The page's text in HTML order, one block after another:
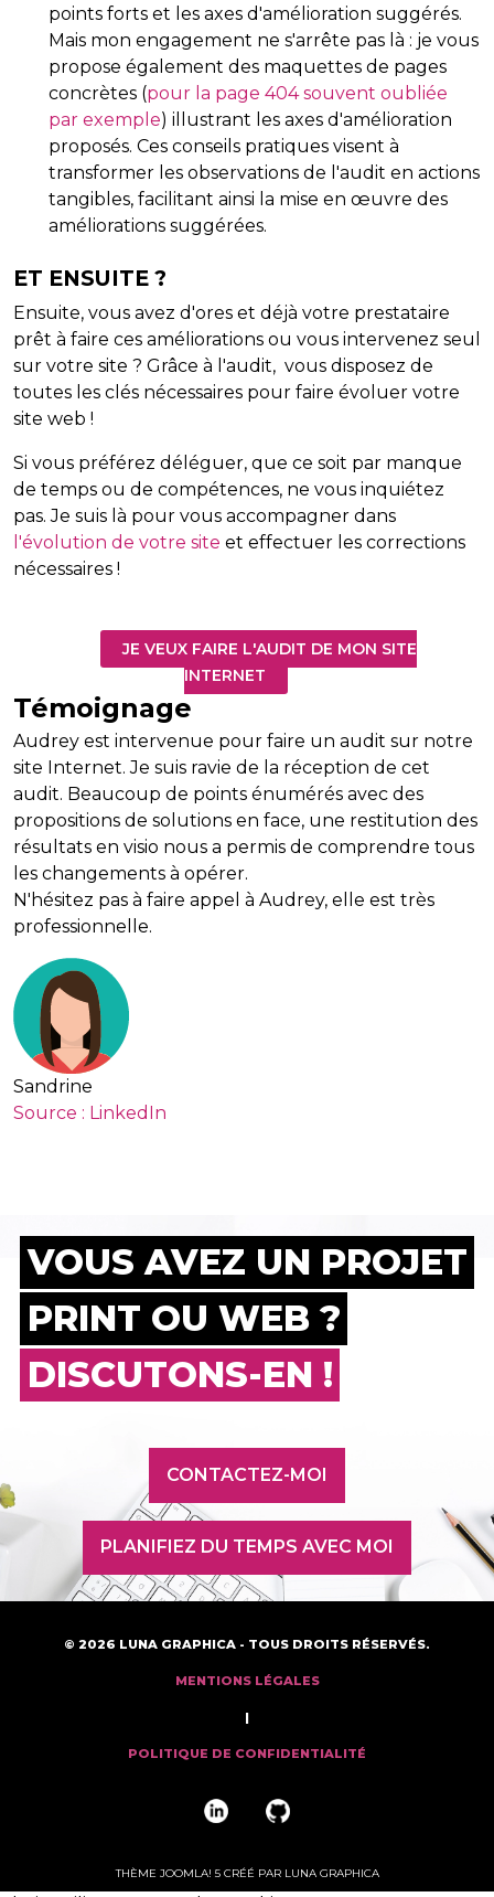
points forts et les axes d'amélioration suggérés.
Mais mon engagement ne s'arrête pas là : je vous
propose également des maquettes de pages
concrètes (pour la page 404 souvent oubliée
par exemple) illustrant les axes d'amélioration
proposés. Ces conseils pratiques visent à
transformer les observations de l'audit en actions
tangibles, facilitant ainsi la mise en œuvre des
améliorations suggérées.
ET ENSUITE ?
Ensuite, vous avez d'ores et déjà votre prestataire
prêt à faire ces améliorations ou vous intervenez seul
sur votre site ? Grâce à l'audit, vous disposez de
toutes les clés nécessaires pour faire évoluer votre
site web !
Si vous préférez déléguer, que ce soit par manque
de temps ou de compétences, ne vous inquiétez
pas. Je suis là pour vous accompagner dans
l'évolution de votre site et effectuer les corrections
nécessaires !
JE VEUX FAIRE L'AUDIT DE MON SITE
INTERNET
Témoignage
Audrey est intervenue pour faire un audit sur notre
site Internet. Je suis ravie de la réception de cet
audit. Beaucoup de points énumérés avec des
propositions de solutions en face, une restitution des
résultats en visio nous a permis de comprendre tous
les changements à opérer.
N'hésitez pas à faire appel à Audrey, elle est très
professionnelle.
Sandrine
Source : LinkedIn
VOUS AVEZ UN PROJET
PRINT OU WEB ?
DISCUTONS-EN !
CONTACTEZ-MOI
PLANIFIEZ DU TEMPS AVEC MOI
© 2026 LUNA GRAPHICA - TOUS DROITS RÉSERVÉS.
MENTIONS LÉGALES
|
POLITIQUE DE CONFIDENTIALITÉ
THÈME JOOMLA! 5 CRÉÉ PAR LUNA GRAPHICA